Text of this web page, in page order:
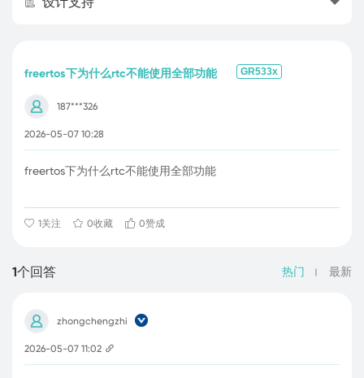
freertos下为什么rtc不能使用全部功能 GR533x
187***326
2026-05-07 10:28
freertos下为什么rtc不能使用全部功能
1关注 0收藏 0赞成
1个回答 热门 最新
zhongchengzhi
2026-05-07 11:02